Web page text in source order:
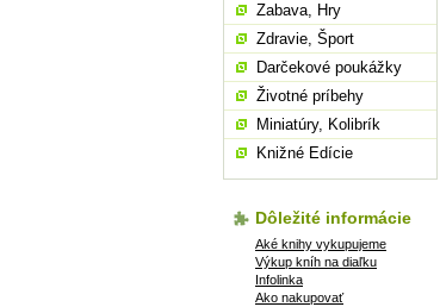
Zabava, Hry
Zdravie, Šport
Darčekové poukážky
Životné príbehy
Miniatúry, Kolibrík
Knižné Edície
Dôležité informácie
Aké knihy vykupujeme
Výkup kníh na diaľku
Infolinka
Ako nakupovať